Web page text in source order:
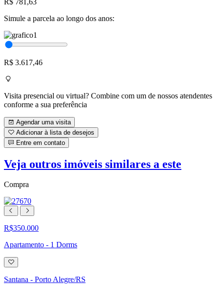
Simule a parcela ao longo dos anos:
R$ 3.617,46
Visita presencial ou virtual? Combine com um de nossos atendentes
conforme a sua preferência
Agendar uma visita
Adicionar à lista de desejos
Entre em contato
Veja outros imóveis similares a este
Compra
R$350.000
Apartamento - 1 Dorms
Adicionar
à
lista
Santana - Porto Alegre/RS